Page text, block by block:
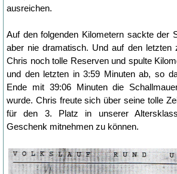
ausreichen.
Auf den folgenden Kilometern sackte der
aber nie dramatisch. Und auf den letzten
Chris noch tolle Reserven und spulte
und den letzten in 3:59 Minuten ab, so
Ende mit 39:06 Minuten die
wurde. Chris freute sich über seine tolle
für den 3. Platz in unserer
Geschenk mitnehmen zu können.